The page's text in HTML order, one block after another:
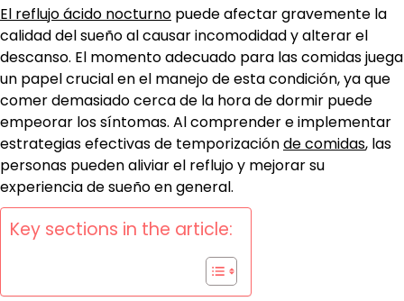
El reflujo ácido nocturno puede afectar gravemente la
calidad del sueño al causar incomodidad y alterar el
descanso. El momento adecuado para las comidas juega
un papel crucial en el manejo de esta condición, ya que
comer demasiado cerca de la hora de dormir puede
empeorar los síntomas. Al comprender e implementar
estrategias efectivas de temporizaciónde comidas, las
personas pueden aliviar el reflujo y mejorar su
experiencia de sueño en general.
Key sections in the article: